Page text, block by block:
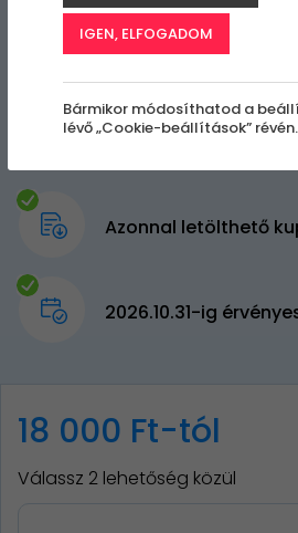
Azonnal letölthető
2026.10.31-ig
18 000 Ft-tól
Válassz 2 lehetőség közül
IGEN, ELFOGADOM
Bármikor módosíthatod a
lévő „Cookie-beállítások” révén.